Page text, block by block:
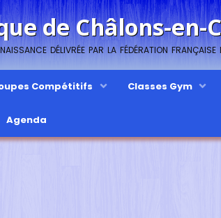
de Châlons-en-
délivrée par la fédération française
Compétitifs Classes Gym
Agenda